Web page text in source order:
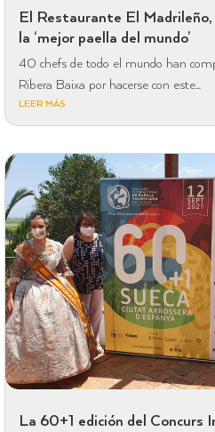
El Restaurante El Madrileño,
la ‘mejor paella del mundo’
40 chefs de todo el mundo han
Ribera Baixa por hacerse con este...
LEER MÁS
La 60+1 edición del Concurs